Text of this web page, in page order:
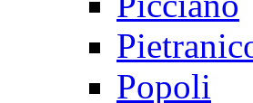
Popoli